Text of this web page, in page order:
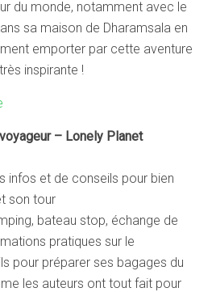
du monde, notamment avec le
sa maison de Dharamsala en
emporter par cette aventure
inspirante !
– Lonely Planet
infos et de conseils pour bien
son tour
bateau stop, échange de
pratiques sur le
pour préparer ses bagages du
les auteurs ont tout fait pour